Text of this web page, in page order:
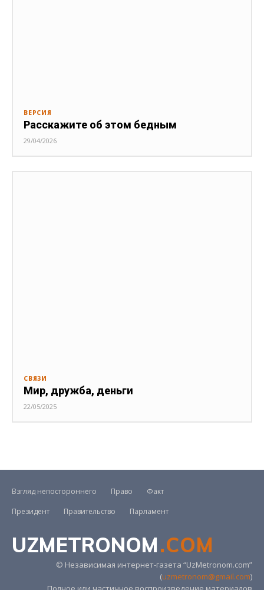
ВЕРСИЯ
Расскажите об этом бедным
29/04/2026
СВЯЗИ
Мир, дружба, деньги
22/05/2025
Взгляд непостороннего Право
Факт
Президент
Правительство Парламент
UZMETRONOM.COM
© Независимая интернет-газета “UzMetronom.com”
(uzmetronom@gmail.com)